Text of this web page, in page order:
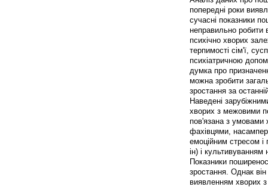
попередні роки
сучасні показники
неправильно робити
психічно хворих
терпимості сім'ї,
психіатричною
думка про
можна зробити
зростання за
Наведені
хворих з межовими
пов'язана з умовами
фахівцями,
емоційним стресом і
ін) і
Показники
зростання. Однак
виявленням хворих